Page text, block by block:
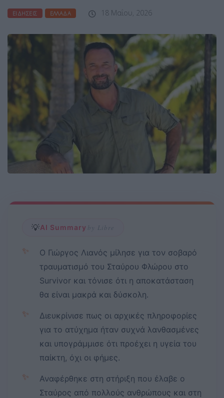
ΕΙΔΉΣΕΙΣ ΕΛΛΆΔΑ 18 Μαΐου, 2026
💡AI Summary by Libre
✨
Ο Γιώργος Λιανός μίλησε για τον σοβαρό
τραυματισμό του Σταύρου Φλώρου στο
Survivor και τόνισε ότι η αποκατάσταση
θα είναι μακρά και δύσκολη.
✨
Διευκρίνισε πως οι αρχικές πληροφορίες
για το ατύχημα ήταν συχνά λανθασμένες
και υπογράμμισε ότι προέχει η υγεία του
παίκτη, όχι οι φήμες.
✨
Αναφέρθηκε στη στήριξη που έλαβε ο
Σταύρος από πολλούς ανθρώπους και στη